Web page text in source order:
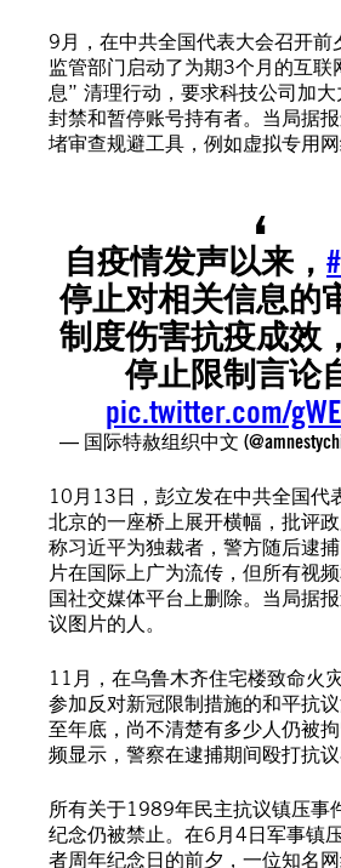
9月，在中共全国代表大会召开前
监管部门启动了为期3个月的互联
息” 清理行动，要求科技公司加大
封禁和暂停账号持有者。当局据
堵审查规避工具，例如虚拟专用网
自疫情发声以来，
停止对相关信息的
制度伤害抗疫成效
停止限制言论
pic.twitter.com/
— 国际特赦组织中文
10月13日，彭立发在中共全国代
北京的一座桥上展开横幅，批评
称习近平为独裁者，警方随后逮
片在国际上广为流传，但所有视
国社交媒体平台上删除。当局据
议图片的人。
11月，在乌鲁木齐住宅楼致命火
参加反对新冠限制措施的和平抗
至年底，尚不清楚有多少人仍被
频显示，警察在逮捕期间殴打抗议
所有关于1989年民主抗议镇压事
纪念仍被禁止。在6月4日军事镇
者周年纪念日的前夕，一位知名